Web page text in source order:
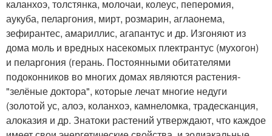
каланхоэ, толстянка, молочаи, колеус, пеперомия,
аукуба, пеларгония, мирт, розмарин, аглаонема,
зефирантес, амариллис, агапантус и др. Изгоняют из
дома моль и вредных насекомых плектрантус (мухогон)
и пеларгония (герань. Постоянными обитателями
подоконников во многих домах являются растения-
"зелёные доктора", которые лечат многие недуги
(золотой ус, алоэ, коланхоэ, камнеломка, традесканция,
алоказия и др. Знатоки растений утверждают, что каждое